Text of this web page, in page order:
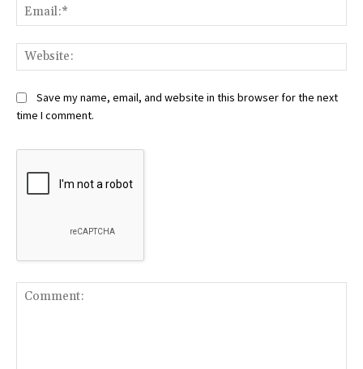
Save my name, email, and website in this browser for the next
time I comment.